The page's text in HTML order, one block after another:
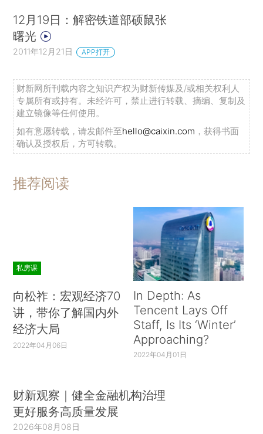
12月19日：解密铁道部硕鼠张
曙光
2011年12月21日 APP打开
财新网所刊载内容之知识产权为财新传媒及/或相关权利人
专属所有或持有。未经许可，禁止进行转载、摘编、复制及
建立镜像等任何使用。
如有意愿转载，请发邮件至hello@caixin.com ，获得书面
确认及授权后，方可转载。
推荐阅读
私房课
向松祚：宏观经济70
讲，带你了解国内外
经济大局
2022年04月06日
In Depth: As
Tencent Lays Off
Staff, Is Its ‘Winter’
Approaching?
2022年04月01日
财新观察｜健全金融机构治理
更好服务高质量发展
2026年08月08日